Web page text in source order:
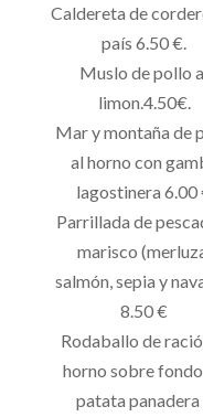
Caldereta de
país 6.50 €.
Muslo de pollo
limon.4.50€.
Mar y montaña de
al horno con
lagostinera 6.00
Parrillada de
marisco
salmón, sepia y
8.50 €
Rodaballo de
horno sobre
patata panadera